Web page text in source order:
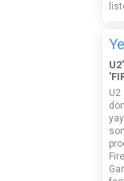
U2